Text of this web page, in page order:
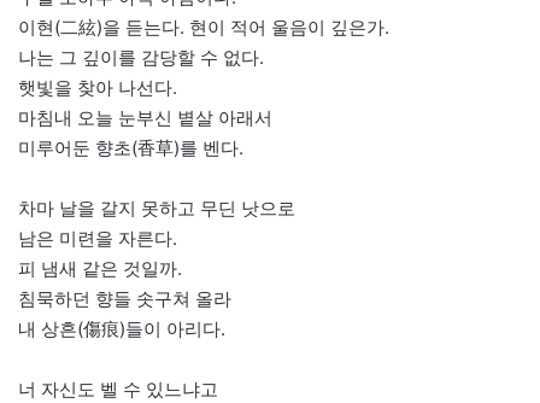
이현(二絃)을 듣는다. 현이 적어 울음이 깊은가.
나는 그 깊이를 감당할 수 없다.
햇빛을 찾아 나선다.
마침내 오늘 눈부신 볕살 아래서
미루어둔 향초(香草)를 벤다.
차마 날을 갈지 못하고 무딘 낫으로
남은 미련을 자른다.
피 냄새 같은 것일까.
침묵하던 향들 솟구쳐 올라
내 상흔(傷痕)들이 아리다.
너 자신도 벨 수 있느냐고